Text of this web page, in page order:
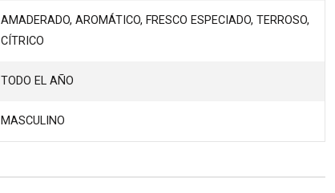
AMADERADO, AROMÁTICO, FRESCO ESPECIADO, TERROSO,
CÍTRICO
TODO EL AÑO
MASCULINO